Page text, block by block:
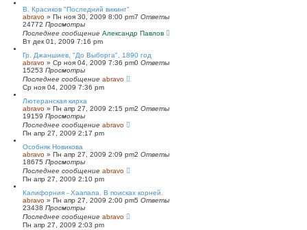
В. Красиков "Последний викинг"
abravo » Пн ноя 30, 2009 8:00 pm7 Ответы
24772 Просмотры
Последнее сообщение Александр Павлов
Вт дек 01, 2009 7:16 pm
Гр. Джаншиев, "До Выборга", 1890 год
abravo » Ср ноя 04, 2009 7:36 pm0 Ответы
15253 Просмотры
Последнее сообщение abravo
Ср ноя 04, 2009 7:36 pm
Лютеранская кирха
abravo » Пн апр 27, 2009 2:15 pm2 Ответы
19159 Просмотры
Последнее сообщение abravo
Пн апр 27, 2009 2:17 pm
Особняк Новикова
abravo » Пн апр 27, 2009 2:09 pm2 Ответы
18675 Просмотры
Последнее сообщение abravo
Пн апр 27, 2009 2:10 pm
Калифорния - Хаапала. В поисках корней.
abravo » Пн апр 27, 2009 2:00 pm5 Ответы
23438 Просмотры
Последнее сообщение abravo
Пн апр 27, 2009 2:03 pm